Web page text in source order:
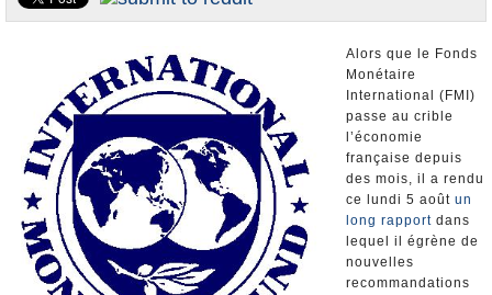
Nominations et Démissions
Infos insolites
Alors que le Fonds
Monétaire
International (FMI)
passe au crible
l’économie
française depuis
des mois, il a rendu
ce lundi 5 août un
long rapport dans
lequel il égrène de
nouvelles
recommandations